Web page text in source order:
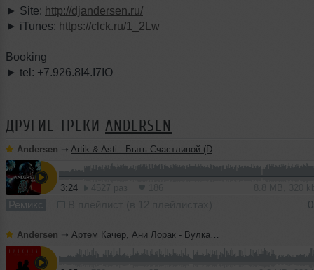
► Site: http://djandersen.ru/
► iTunes: https://clck.ru/1_2Lw
Booking
► tel: +7.926.8I4.I7IO
ДРУГИЕ ТРЕКИ ANDERSEN
Andersen ➝ Artik & Asti - Быть Счастливой (DJ Andersen Remix)
3:24
Ремикс
Andersen ➝ Артем Качер, Ани Лорак - Вулканы (DJ Andersen Remix)